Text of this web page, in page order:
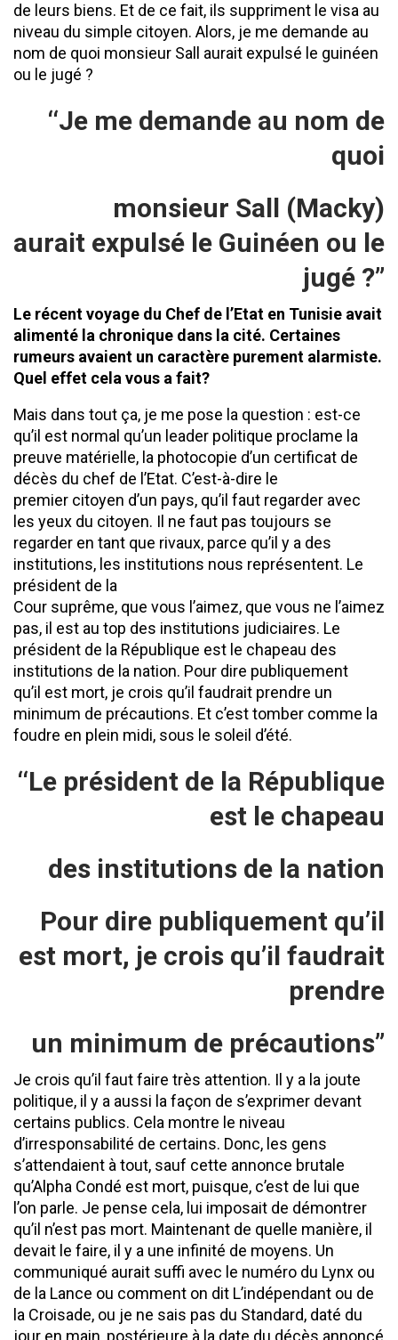
de leurs biens. Et de ce fait, ils suppriment le visa au
niveau du simple citoyen. Alors, je me demande au
nom de quoi monsieur Sall aurait expulsé le guinéen
ou le jugé ?
‘‘Je me demande au nom de
quoi
monsieur Sall (Macky)
aurait expulsé le Guinéen ou le
jugé ?’’
Le récent voyage du Chef de l’Etat en Tunisie avait
alimenté la chronique dans la cité. Certaines
rumeurs avaient un caractère purement alarmiste.
Quel effet cela vous a fait?
Mais dans tout ça, je me pose la question : est-ce
qu’il est normal qu’un leader politique proclame la
preuve matérielle, la photocopie d’un certificat de
décès du chef de l’Etat. C’est-à-dire le
premier citoyen d’un pays, qu’il faut regarder avec
les yeux du citoyen. Il ne faut pas toujours se
regarder en tant que rivaux, parce qu’il y a des
institutions, les institutions nous représentent. Le
président de la
Cour suprême, que vous l’aimez, que vous ne l’aimez
pas, il est au top des institutions judiciaires. Le
président de la République est le chapeau des
institutions de la nation. Pour dire publiquement
qu’il est mort, je crois qu’il faudrait prendre un
minimum de précautions. Et c’est tomber comme la
foudre en plein midi, sous le soleil d’été.
‘‘Le président de la République
est le chapeau
des institutions de la nation
Pour dire publiquement qu’il
est mort, je crois qu’il faudrait
prendre
un minimum de précautions’’
Je crois qu’il faut faire très attention. Il y a la joute
politique, il y a aussi la façon de s’exprimer devant
certains publics. Cela montre le niveau
d’irresponsabilité de certains. Donc, les gens
s’attendaient à tout, sauf cette annonce brutale
qu’Alpha Condé est mort, puisque, c’est de lui que
l’on parle. Je pense cela, lui imposait de démontrer
qu’il n’est pas mort. Maintenant de quelle manière, il
devait le faire, il y a une infinité de moyens. Un
communiqué aurait suffi avec le numéro du Lynx ou
de la Lance ou comment on dit L’indépendant ou de
la Croisade, ou je ne sais pas du Standard, daté du
jour en main, postérieure à la date du décès annoncé